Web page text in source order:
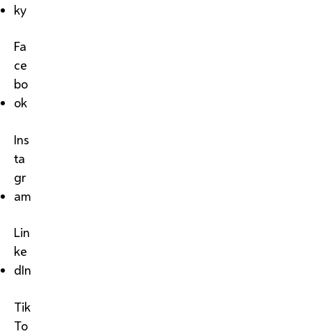
ky
Fa
ce
bo
ok
Ins
ta
gr
am
Lin
ke
dIn
Tik
To